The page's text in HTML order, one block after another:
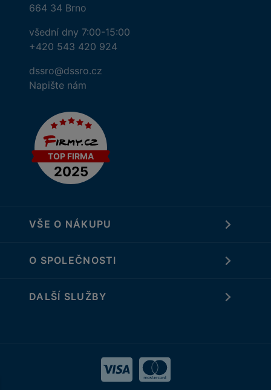
664 34 Brno
všední dny 7:00-15:00
+420 543 420 924
dssro@dssro.cz
Napište nám
VŠE O NÁKUPU
O SPOLEČNOSTI
DALŠÍ SLUŽBY